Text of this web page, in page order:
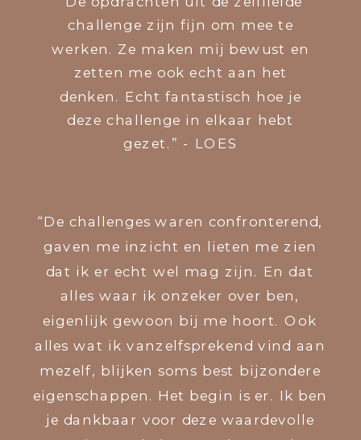
challenge zijn fijn om mee te
werken. Ze maken mij bewust en
zetten me ook echt aan het
denken. Echt fantastisch hoe je
deze challenge in elkaar hebt
gezet.” - LOES
“De challenges waren confronterend,
gaven me inzicht en lieten me zien
dat ik er echt wel mag zijn. En dat
alles waar ik onzeker over ben,
eigenlijk gewoon bij me hoort. Ook
alles wat ik vanzelfsprekend vind aan
mezelf, blijken soms best bijzondere
eigenschappen. Het begin is er. Ik ben
je dankbaar voor deze waardevolle